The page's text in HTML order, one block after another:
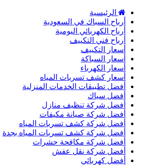
الرئيسية
أرباح السباك في السعودية
أرباح الكهربائي اليومية
أرباح فني التكييف
أسعار التكييف
أسعار السباكة
أسعار الكهرباء
أسعار كشف تسربات المياه
أفضل تطبيقات الخدمات المنزلية
أفضل سباك
أفضل شركة تنظيف منازل
أفضل شركة صيانة مكيفات
أفضل شركة كشف تسربات المياه
أفضل شركة كشف تسربات المياه بجدة
أفضل شركة مكافحة حشرات
أفضل شركة نقل عفش
أفضل كهربائي